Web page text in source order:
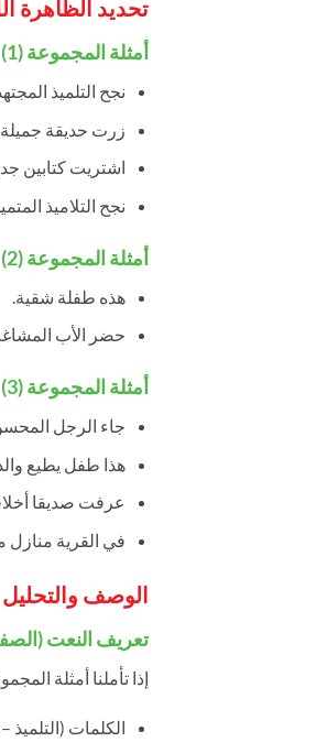
تحديد الظاهرة
أمثلة المجموعة (1)
نجح التلميذ
زرت حديقة جميلة.
اشتريت كتابين
نجح التلاميذ
أمثلة المجموعة (2)
هذه طفلة شقية.
حضر الأب
أمثلة المجموعة (3)
جاء الرجل
هذا طفل يطيع
عرفت صديقا
في القرية
الوصف والتحليل
تعريف النعت
إذا تأملنا أمثلة المجموعة (1)
الكلمات